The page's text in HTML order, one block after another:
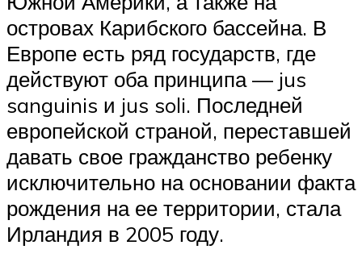
островах Карибского бассейна. В
Европе есть ряд государств, где
действуют оба принципа — jus
sanguinis и jus soli. Последней
европейской страной, переставшей
давать свое гражданство ребенку
исключительно на основании факта
рождения на ее территории, стала
Ирландия в 2005 году.